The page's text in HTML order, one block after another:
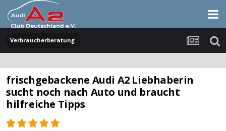
Verbraucherberatung
frischgebackene Audi A2 Liebhaberin
sucht noch nach Auto und braucht
hilfreiche Tipps